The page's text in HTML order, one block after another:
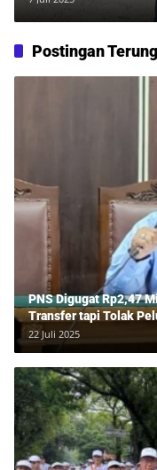
Postingan
PNS Digugat Rp2,47
Transfer tapi Tolak
Lawan Tipu Rp850 Juta
22 Juli 2025